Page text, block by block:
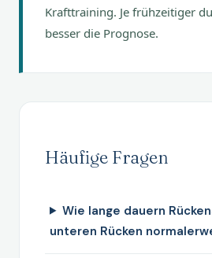
Krafttraining. Je frühzeitiger
besser die Prognose.
Häufige Fragen
Wie lange dauern
unteren Rücken